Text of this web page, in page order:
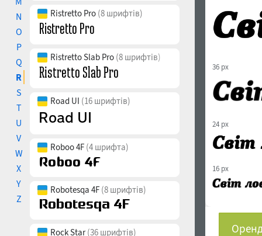
N
O
P
Q
R
S
T
U
V
W
X
Y
Z
Ristretto Pro (8 шрифтів)
Ristretto Slab Pro (8 шрифтів)
Road UI (16 шрифтів)
Roboo 4F (4 шрифта)
Robotesqa 4F (8 шрифтів)
Rock Star(36 шрифтів)
36 px
24 px
16 px